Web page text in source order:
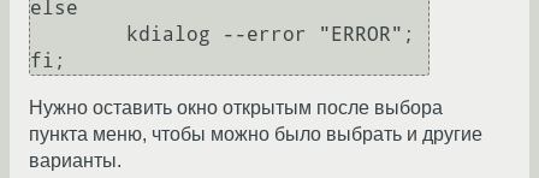
else
fi;
Нужно оставить окно открытым после выбора
пункта меню, чтобы можно было выбрать и другие
варианты.